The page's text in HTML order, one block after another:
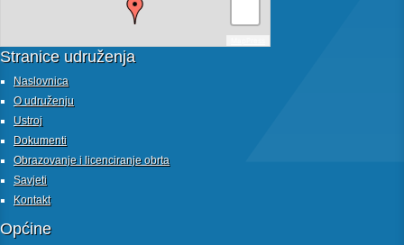
Stranice udruženja
Naslovnica
O udruženju
Ustroj
Dokumenti
Obrazovanje i licenciranje obrta
Savjeti
Kontakt
Općine